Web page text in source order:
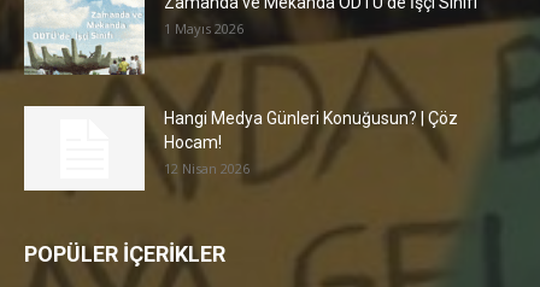
1 Mayıs 2026
Hangi Medya Günleri Konuğusun? | Çöz
Hocam!
12 Nisan 2026
POPÜLER İÇERİKLER